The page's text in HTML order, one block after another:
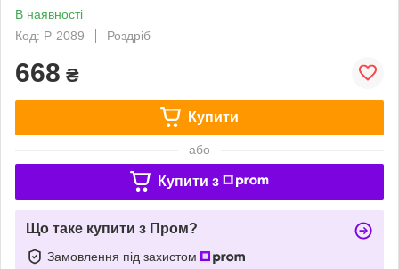
В наявності
Код: P-2089
Роздріб
668 ₴
Купити
або
Купити з
Що таке купити з Пром?
Замовлення під захистом